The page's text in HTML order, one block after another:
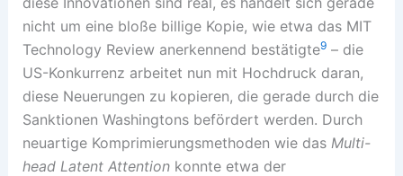
nicht um eine bloße billige Kopie, wie etwa das MIT
Technology Review anerkennend bestätigte9– die
US-Konkurrenz arbeitet nun mit Hochdruck daran,
diese Neuerungen zu kopieren, die gerade durch die
Sanktionen Washingtons befördert werden. Durch
neuartige Komprimierungsmethoden wie das Multi-
head Latent Attentionkonnte etwa der